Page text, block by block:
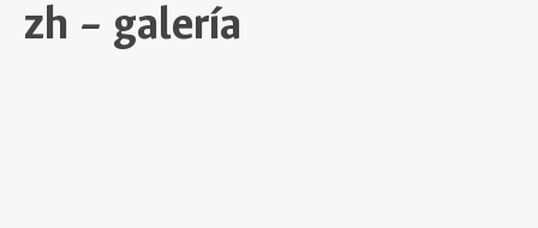
zh – galería